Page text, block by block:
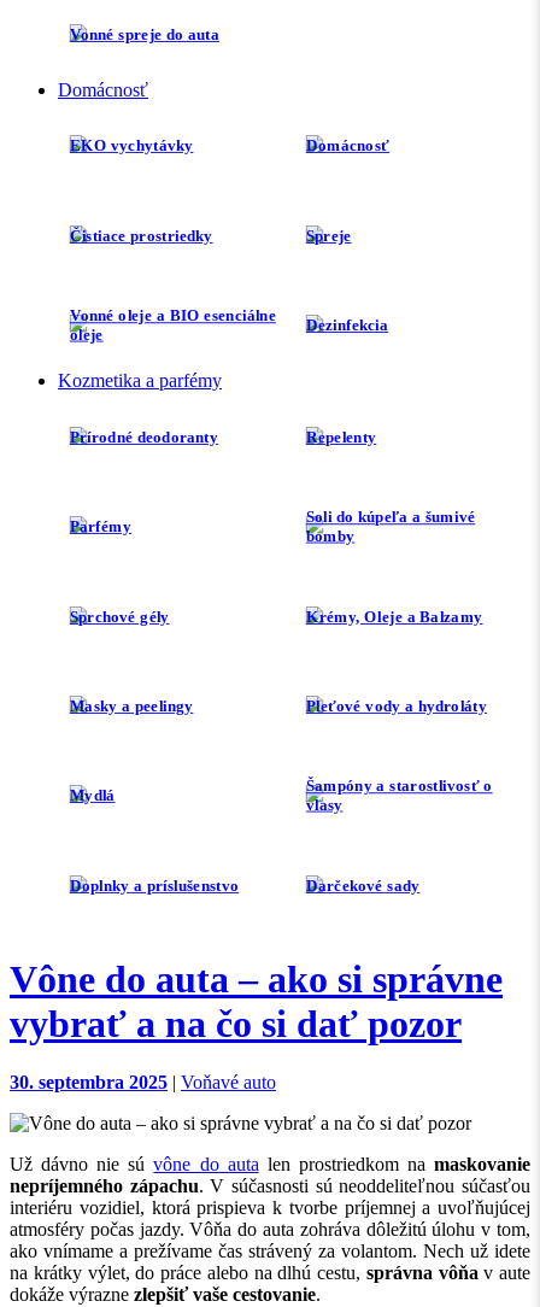
Vonné spreje do auta
Domácnosť
EKO vychytávky Domácnosť
Čistiace prostriedky Spreje
Vonné oleje a BIO esenciálne
oleje
Dezinfekcia
Kozmetika a parfémy
Prírodné deodoranty Repelenty
Parfémy
Soli do kúpeľa a šumivé
bomby
Sprchové gély Krémy, Oleje a Balzamy
Masky a peelingy Pleťové vody a hydroláty
Mydlá
Šampóny a starostlivosť o
vlasy
Doplnky a príslušenstvo Darčekové sady
Vône do auta – ako si správne
vybrať a na čo si dať pozor
30. septembra 2025 | Voňavé auto
Už dávno nie súvône do auta len prostriedkom namaskovanie
nepríjemného zápachu. V súčasnosti sú neoddeliteľnou súčasťou
interiéru vozidiel, ktorá prispieva k tvorbe príjemnej a uvoľňujúcej
atmosféry počas jazdy. Vôňa do auta zohráva dôležitú úlohu v tom,
ako vnímame a prežívame čas strávený za volantom. Nech už idete
na krátky výlet, do práce alebo na dlhú cestu, správna vôňa v aute
dokáže výrazne zlepšiť vaše cestovanie.